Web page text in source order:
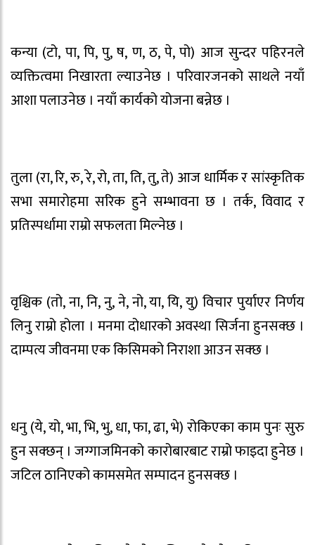
कन्या (टो, पा, पि, पु, ष, ण, ठ, पे, पो) आज सुन्दर पहिरनले
व्यक्तित्वमा निखारता ल्याउनेछ । परिवारजनको साथले नयाँ
आशा पलाउनेछ । नयाँ कार्यको योजना बन्नेछ ।
तुला (रा, रि, रु, रे, रो, ता, ति, तु, ते) आज धार्मिक र सांस्कृतिक
सभा समारोहमा सरिक हुने सम्भावना छ । तर्क, विवाद र
प्रतिस्पर्धामा राम्रो सफलता मिल्नेछ ।
वृश्चिक (तो, ना, नि, नु, ने, नो, या, यि, यु) विचार पुर्याएर निर्णय
लिनु राम्रो होला । मनमा दोधारको अवस्था सिर्जना हुनसक्छ ।
दाम्पत्य जीवनमा एक किसिमको निराशा आउन सक्छ ।
धनु (ये, यो, भा, भि, भु, धा, फा, ढा, भे) रोकिएका काम पुनः सुरु
हुन सक्छन् । जग्गाजमिनको कारोबारबाट राम्रो फाइदा हुनेछ ।
जटिल ठानिएको कामसमेत सम्पादन हुनसक्छ ।